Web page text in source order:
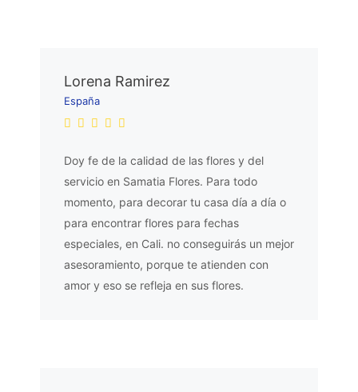
Lorena Ramirez
España
Doy fe de la calidad de las flores y del
servicio en Samatia Flores. Para todo
momento, para decorar tu casa día a día o
para encontrar flores para fechas
especiales, en Cali. no conseguirás un mejor
asesoramiento, porque te atienden con
amor y eso se refleja en sus flores.